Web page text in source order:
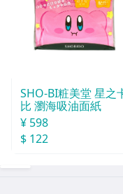
SHO-BI粧美堂 星之
比 瀏海吸油面紙
¥ 598
$ 122